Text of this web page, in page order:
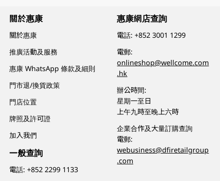
關於惠康
關於惠康
推廣活動及服務
惠康 WhatsApp 條款及細則
門市退/換貨政策
門店位置
牌照及許可證
加入我們
一般查詢
電話:+852 2299 1133
惠康網店查詢
電話:+852 3001 1299
電郵:
onlineshop@wellcome.com
.hk
辦公時間:
星期一至日
上午九時至晚上六時
企業合作及大量訂購查詢
電郵:
webusiness@dfiretailgroup
.com